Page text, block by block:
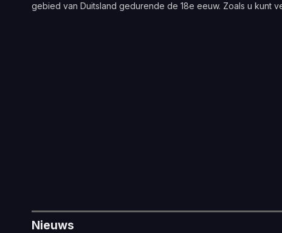
gebied van Duitsland gedurende de 18e eeuw. Zoals u kunt
Nieuws